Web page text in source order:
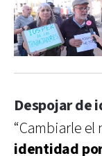
Despojar de
“Cambiarle el
identidad